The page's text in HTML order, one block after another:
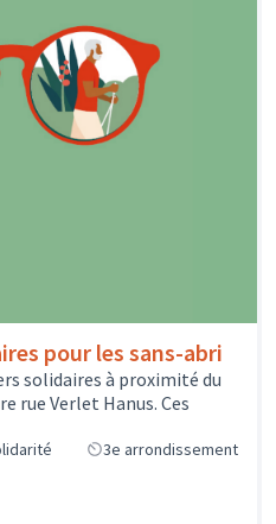
pour les sans-abri
solidaires à proximité du
rue Verlet Hanus. Ces
3e arrondissement